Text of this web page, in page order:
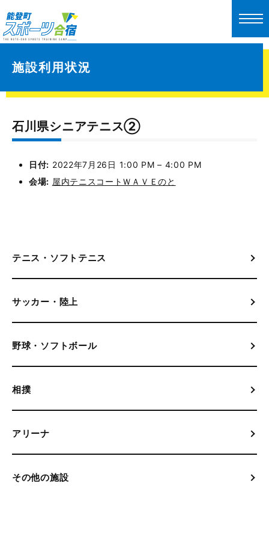
施設利用状況
石川県シニアテニス②
日付: 2022年7月26日 1:00 PM – 4:00 PM
会場: 屋内テニスコートＷＡＶＥのと
テニス・ソフトテニス
サッカー・陸上
野球・ソフトボール
相撲
アリーナ
その他の施設